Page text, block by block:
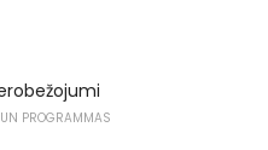
PROGRAMMAS